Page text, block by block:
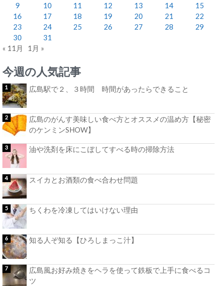
9
10 11 12 13 14
15
16
17 18 19 20 21
22
23
24 25 26 27 28
29
30
31
« 11月
1月 »
今週の人気記事
広島駅で２、３時間 時間があったらできること
広島のがんす美味しい食べ方とオススメの温め方【秘密
のケンミンSHOW】
油や洗剤を床にこぼしてすべる時の掃除方法
スイカとお酒類の食べ合わせ問題
ちくわを冷凍してはいけない理由
知る人ぞ知る【ひろしまっこ汁】
広島風お好み焼きをヘラを使って鉄板で上手に食べるコ
ツ